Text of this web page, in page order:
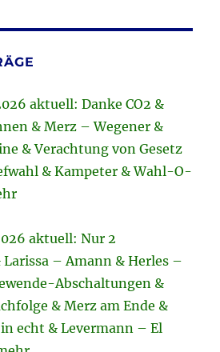
aktuell: Danke CO2 &
& Merz – Wegener &
& Verachtung von Gesetz
& Kampeter & Wahl-O-
aktuell: Nur 2
Larissa – Amann & Herles –
Abschaltungen &
& Merz am Ende &
in echt & Levermann – El